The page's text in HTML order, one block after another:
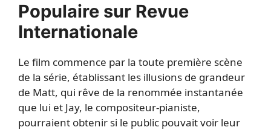
Populaire sur Revue
Internationale
Le film commence par la toute première scène
de la série, établissant les illusions de grandeur
de Matt, qui rêve de la renommée instantanée
que lui et Jay, le compositeur-pianiste,
pourraient obtenir si le public pouvait voir leur